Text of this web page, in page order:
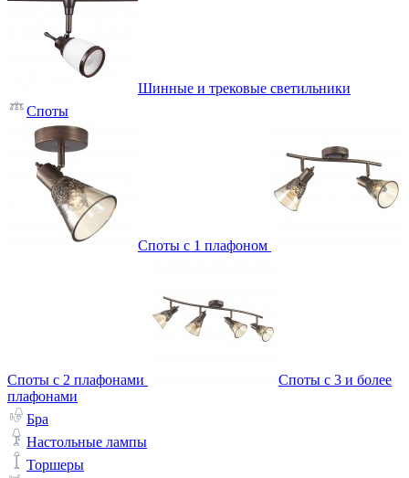
Шинные и трековые светильники
Споты
Споты с 1 плафоном
Споты с 2 плафонами
Споты с 3 и более
плафонами
Бра
Настольные лампы
Торшеры